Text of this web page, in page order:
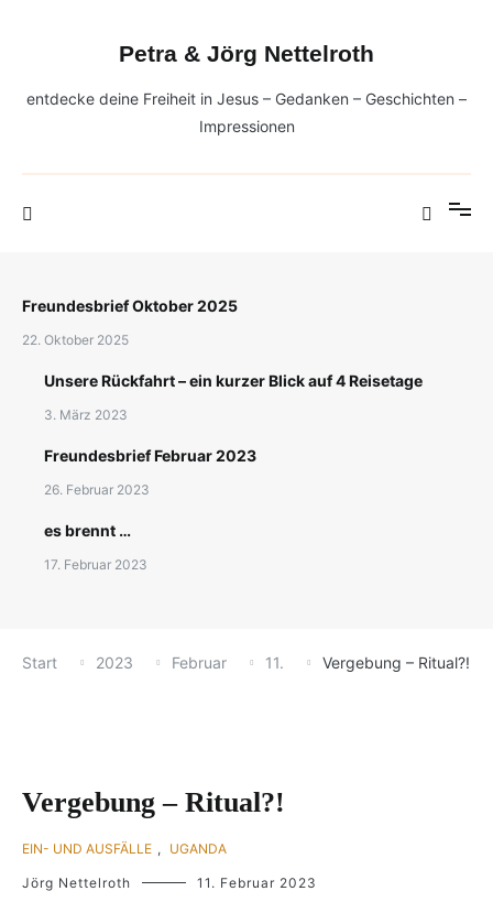
Petra & Jörg Nettelroth
entdecke deine Freiheit in Jesus – Gedanken – Geschichten –
Impressionen
Freundesbrief Oktober 2025
22. Oktober 2025
Unsere Rückfahrt – ein kurzer Blick auf 4 Reisetage
3. März 2023
Freundesbrief Februar 2023
26. Februar 2023
es brennt …
17. Februar 2023
Start 2023 Februar 11. Vergebung – Ritual?!
Vergebung – Ritual?!
EIN- UND AUSFÄLLE , UGANDA
Jörg Nettelroth 11. Februar 2023